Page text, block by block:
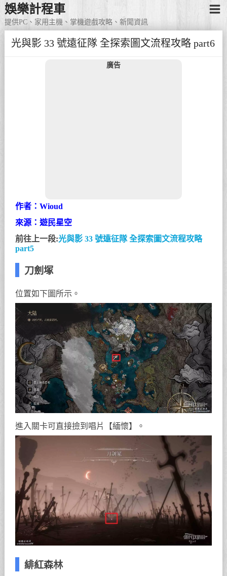
娛樂計程車
提供PC、家用主機、掌機遊戲攻略、新聞資訊
光與影 33 號遠征隊 全探索圖文流程攻略 part6
廣告
作者：Wioud
來源：遊民星空
前往上一段:光與影 33 號遠征隊 全探索圖文流程攻略
part5
刀劍塚
位置如下圖所示。
進入關卡可直接撿到唱片【緬懷】。
緋紅森林